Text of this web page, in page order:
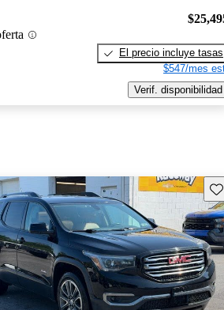
El precio incluye tasas
$547/mes
Verif. disponibilidad